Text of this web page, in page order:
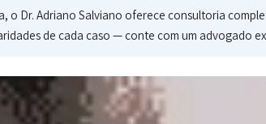
o Dr. Adriano Salviano oferece consultoria
de cada caso — conte com um advogado